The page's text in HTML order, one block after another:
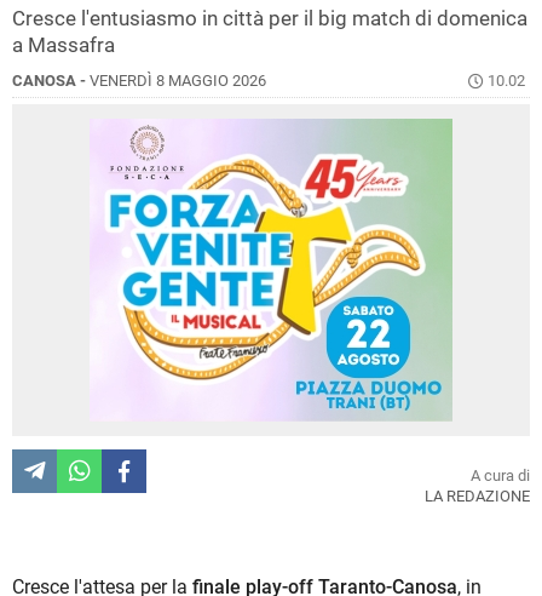
Cresce l'entusiasmo in città per il big match di domenica
a Massafra
CANOSA - VENERDÌ 8 MAGGIO 2026 10.02
A cura di
LA REDAZIONE
Cresce l'attesa per la finale play-off Taranto-Canosa, in